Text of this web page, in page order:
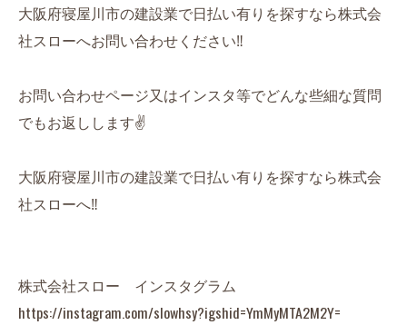
大阪府寝屋川市の建設業で日払い有りを探すなら株式会
社スローへお問い合わせください‼️
お問い合わせページ又はインスタ等でどんな些細な質問
でもお返しします✌️
大阪府寝屋川市の建設業で日払い有りを探すなら株式会
社スローへ‼️
株式会社スロー インスタグラム
https://instagram.com/slowhsy?igshid=YmMyMTA2M2Y=